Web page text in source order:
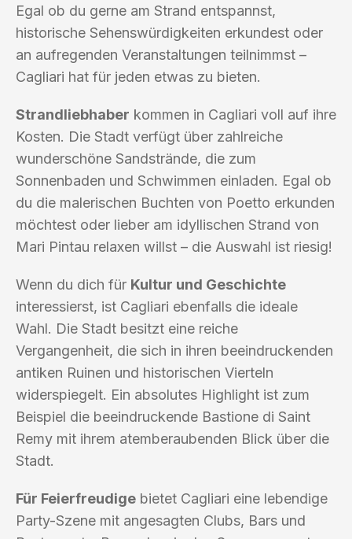
Egal ob du gerne am Strand entspannst,
historische Sehenswürdigkeiten erkundest oder
an aufregenden Veranstaltungen teilnimmst –
Cagliari hat für jeden etwas zu bieten.
Strandliebhaber kommen in Cagliari voll auf ihre
Kosten. Die Stadt verfügt über zahlreiche
wunderschöne Sandstrände, die zum
Sonnenbaden und Schwimmen einladen. Egal ob
du die malerischen Buchten von Poetto erkunden
möchtest oder lieber am idyllischen Strand von
Mari Pintau relaxen willst – die Auswahl ist riesig!
Wenn du dich für Kultur und Geschichte
interessierst, ist Cagliari ebenfalls die ideale
Wahl. Die Stadt besitzt eine reiche
Vergangenheit, die sich in ihren beeindruckenden
antiken Ruinen und historischen Vierteln
widerspiegelt. Ein absolutes Highlight ist zum
Beispiel die beeindruckende Bastione di Saint
Remy mit ihrem atemberaubenden Blick über die
Stadt.
Für Feierfreudige bietet Cagliari eine lebendige
Party-Szene mit angesagten Clubs, Bars und